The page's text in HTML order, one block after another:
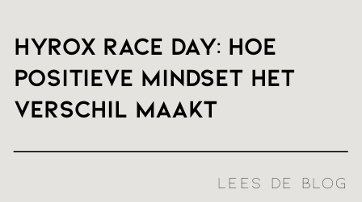
LEES DE BLOG
HYROX RACE DAY: hoe
positieve mindset het
verschil maakt